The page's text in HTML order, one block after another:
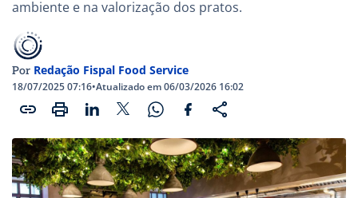
ambiente e na valorização dos pratos.
Por Redação Fispal Food Service
18/07/2025 07:16•Atualizado em 06/03/2026 16:02